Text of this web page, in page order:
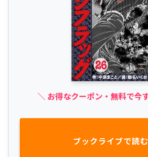
＼ お得なクーポン・無料で今
ブックライブで読む